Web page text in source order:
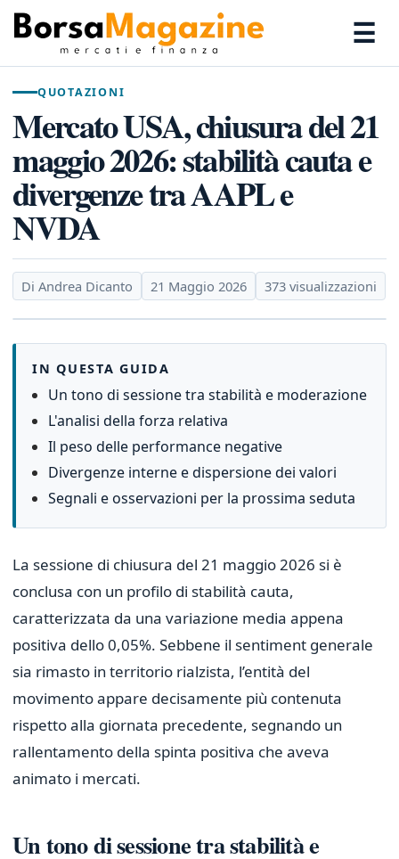
☰
QUOTAZIONI
Mercato USA, chiusura del 21
maggio 2026: stabilità cauta e
divergenze tra AAPL e
NVDA
Di Andrea Dicanto 21 Maggio 2026 373 visualizzazioni
IN QUESTA GUIDA
Un tono di sessione tra stabilità e moderazione
L'analisi della forza relativa
Il peso delle performance negative
Divergenze interne e dispersione dei valori
Segnali e osservazioni per la prossima seduta
La sessione di chiusura del 21 maggio 2026 si è
conclusa con un profilo di stabilità cauta,
caratterizzata da una variazione media appena
positiva dello 0,05%. Sebbene il sentiment generale
sia rimasto in territorio rialzista, l’entità del
movimento appare decisamente più contenuta
rispetto alla giornata precedente, segnando un
rallentamento della spinta positiva che aveva
animato i mercati.
Un tono di sessione tra stabilità e